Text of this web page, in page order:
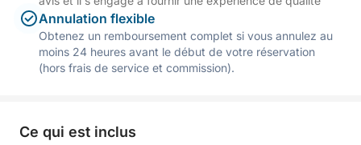
Annulation flexible
Obtenez un remboursement complet si vous annulez au
moins 24 heures avant le début de votre réservation
(hors frais de service et commission).
Ce qui est inclus